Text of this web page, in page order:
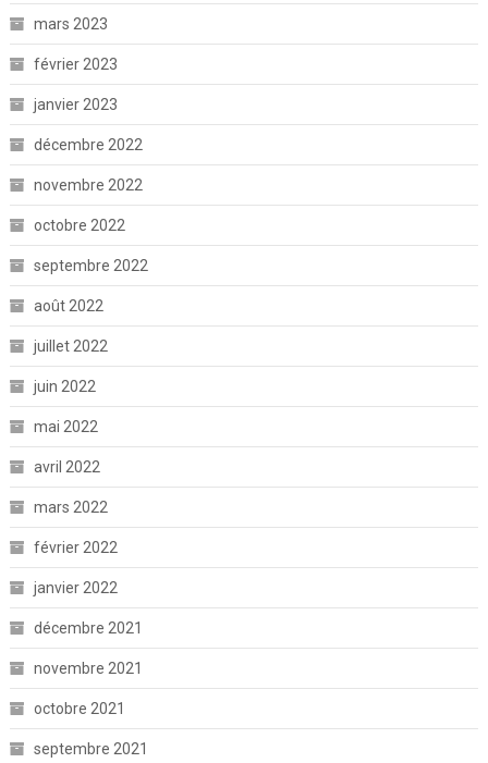
mars 2023
février 2023
janvier 2023
décembre 2022
novembre 2022
octobre 2022
septembre 2022
août 2022
juillet 2022
juin 2022
mai 2022
avril 2022
mars 2022
février 2022
janvier 2022
décembre 2021
novembre 2021
octobre 2021
septembre 2021